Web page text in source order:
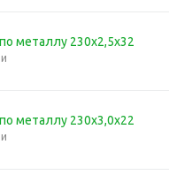
металлу 230х2,5х32
металлу 230х3,0х22